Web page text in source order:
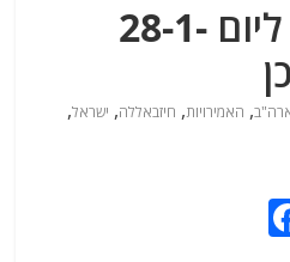
מבזקי חדשות ליום 28-1-
, האמירויות, חיזבאללה, ישראל,